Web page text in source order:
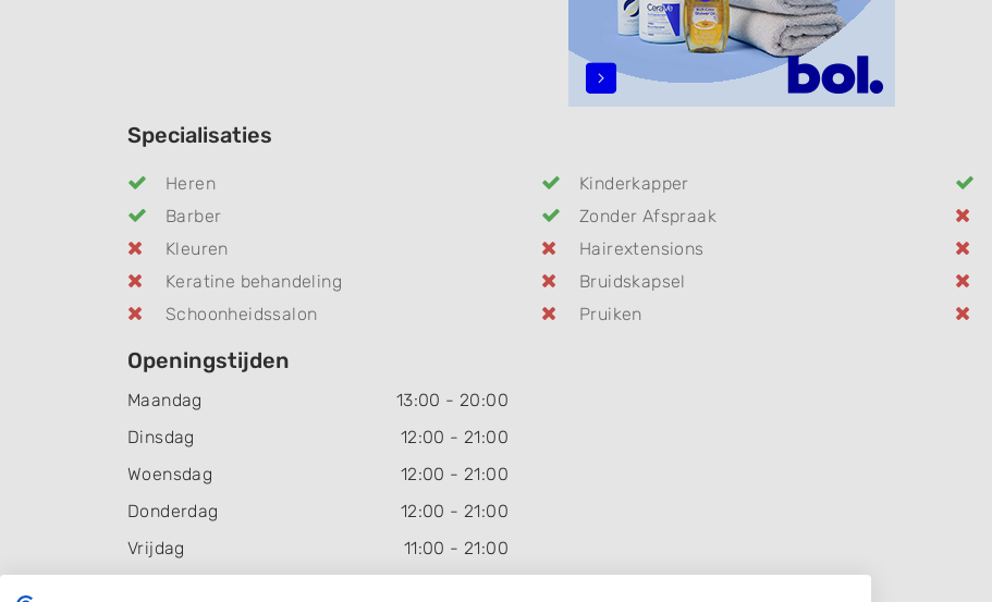
Specialisaties
Heren Kinderkapper
Barber
Zonder Afspraak
Kleuren
Hairextensions
Keratine behandeling
Bruidskapsel
Schoonheidssalon
Pruiken
Openingstijden
Maandag 13:00 - 20:00
Dinsdag
12:00 - 21:00
Woensdag
12:00 - 21:00
Donderdag
12:00 - 21:00
Vrijdag
11:00 - 21:00